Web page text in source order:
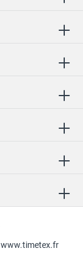
www.timetex.fr